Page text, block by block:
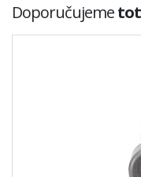
Doporučujeme